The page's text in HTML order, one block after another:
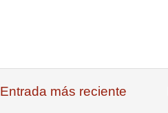
Entrada más reciente